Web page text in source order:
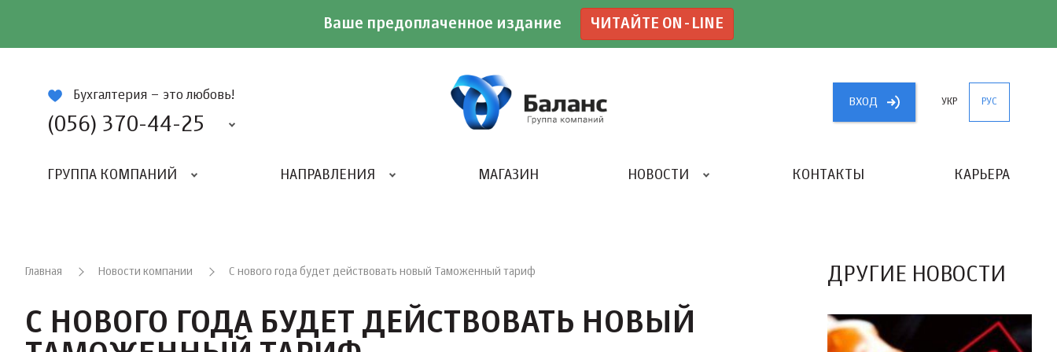
Ваше предоплаченное издание ЧИТАЙТЕ ON-LINE
Бухгалтерия – это любовь!
(056) 370-44-25
ВХОД УКР РУС
ГРУППА КОМПАНИЙ НАПРАВЛЕНИЯ МАГАЗИН НОВОСТИ КОНТАКТЫ КАРЬЕРА
Главная Новости компании С нового года будет действовать новый Таможенный тариф
С НОВОГО ГОДА БУДЕТ ДЕЙСТВОВАТЬ НОВЫЙ
ДРУГИЕ НОВОСТИ